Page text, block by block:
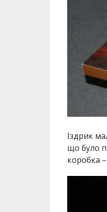
Іздрик
що було
коробка